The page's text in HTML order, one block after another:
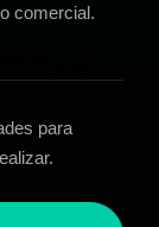
comercial.
para